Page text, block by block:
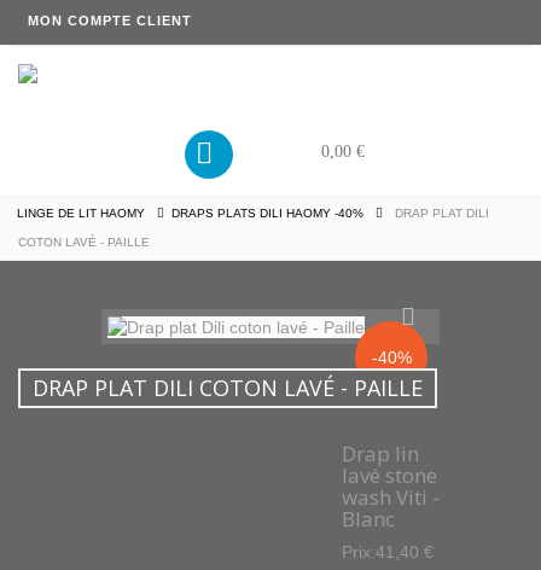
MON COMPTE CLIENT
0,00 €
LINGE DE LIT HAOMY DRAPS PLATS DILI HAOMY -40% DRAP PLAT DILI
COTON LAVÉ - PAILLE
-40%
DRAP PLAT DILI COTON LAVÉ - PAILLE
Drap lin
lavé stone
wash Viti -
Blanc
Prix:41,40 €